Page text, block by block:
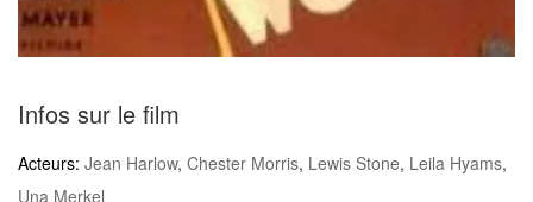
Infos sur le film
Acteurs: Jean Harlow, Chester Morris, Lewis Stone, Leila Hyams,
Una Merkel